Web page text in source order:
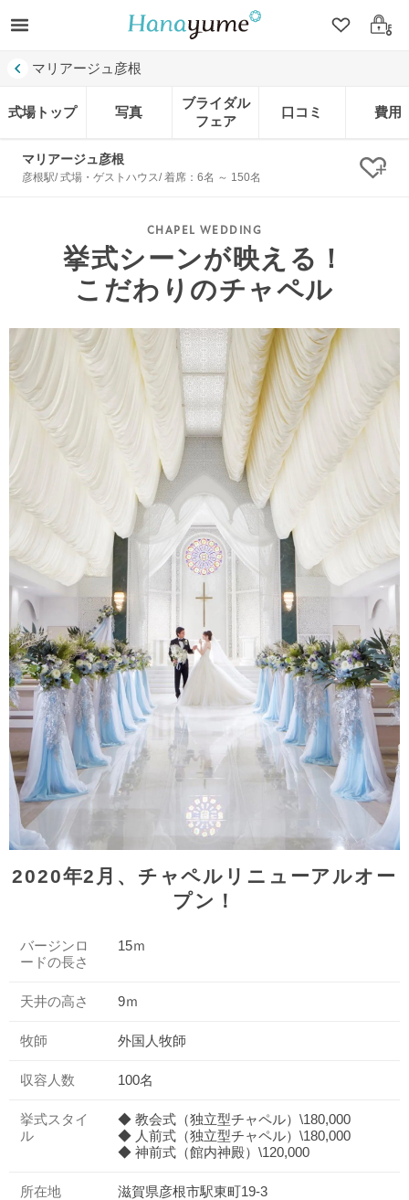
クリップ
ログ
マリアージュ彦根
式場トップ 写真
ブライダル
フェア
口コミ 費用
マリアージュ彦根
彦根駅/ 式場・ゲストハウス/ 着席：6名 ～ 150名 ク
挙式シーンが映える！
こだわりのチャペル
2020年2月、チャペルリニューアルオー
プン！
バージンロ
ードの長さ
15ｍ
天井の高さ 9ｍ
牧師 外国人牧師
収容人数 100名
挙式スタイ
ル
◆ 教会式（独立型チャペル）\180,000
◆ 人前式（独立型チャペル）\180,000
◆ 神前式（館内神殿）\120,000
所在地 滋賀県彦根市駅東町19-3